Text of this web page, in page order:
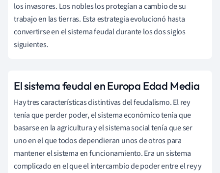
los invasores. Los nobles los protegían a cambio de su
trabajo en las tierras. Esta estrategia evolucionó hasta
convertirse en el sistema feudal durante los dos siglos
siguientes.
El sistema feudal en Europa Edad Media
Hay tres características distintivas del feudalismo. El rey
tenía que perder poder, el sistema económico tenía que
basarse en la agricultura y el sistema social tenía que ser
uno en el que todos dependieran unos de otros para
mantener el sistema en funcionamiento. Era un sistema
complicado en el que el intercambio de poder entre el rey y